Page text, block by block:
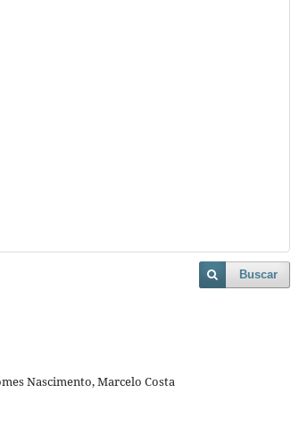
Buscar
Nascimento, Marcelo Costa